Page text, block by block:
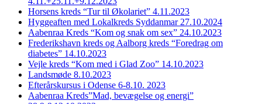
Horsens kreds “Tur til Økolariet” 4.11.2023
Hyggeaften med Lokalkreds Syddanmar 27.10.2024
Aabenraa Kreds “Kom og snak om sex” 24.10.2023
Frederikshavn kreds og Aalborg kreds “Foredrag om
diabetes” 14.10.2023
Vejle kreds “Kom med i Glad Zoo” 14.10.2023
Landsmøde 8.10.2023
Efterårskursus i Odense 6-8.10. 2023
Aabenraa Kreds”Mad, bevægelse og energi”